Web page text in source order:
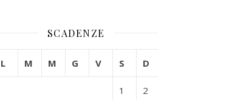
SCADENZE
L M M G V S D
1 2